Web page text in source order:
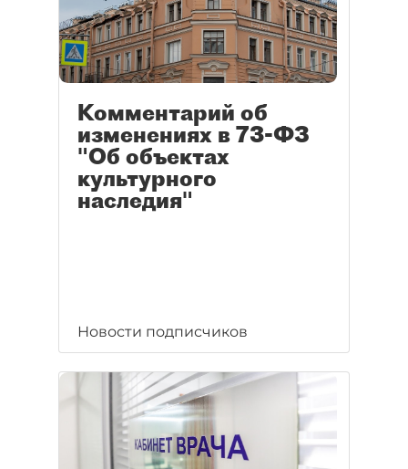
Комментарий об
изменениях в 73-ФЗ
"Об объектах
культурного
наследия"
Новости подписчиков